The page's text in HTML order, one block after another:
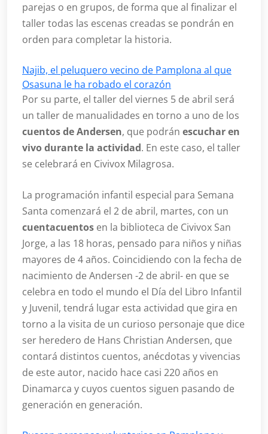
parejas o en grupos, de forma que al finalizar el
taller todas las escenas creadas se pondrán en
orden para completar la historia.
Najib, el peluquero vecino de Pamplona al que
Osasuna le ha robado el corazón
Por su parte, el taller del viernes 5 de abril será
un taller de manualidades en torno a uno de los
cuentos de Andersen, que podrán escuchar en
vivo durante la actividad. En este caso, el taller
se celebrará en Civivox Milagrosa.
La programación infantil especial para Semana
Santa comenzará el 2 de abril, martes, con un
cuentacuentos en la biblioteca de Civivox San
Jorge, a las 18 horas, pensado para niños y niñas
mayores de 4 años. Coincidiendo con la fecha de
nacimiento de Andersen -2 de abril- en que se
celebra en todo el mundo el Día del Libro Infantil
y Juvenil, tendrá lugar esta actividad que gira en
torno a la visita de un curioso personaje que dice
ser heredero de Hans Christian Andersen, que
contará distintos cuentos, anécdotas y vivencias
de este autor, nacido hace casi 220 años en
Dinamarca y cuyos cuentos siguen pasando de
generación en generación.